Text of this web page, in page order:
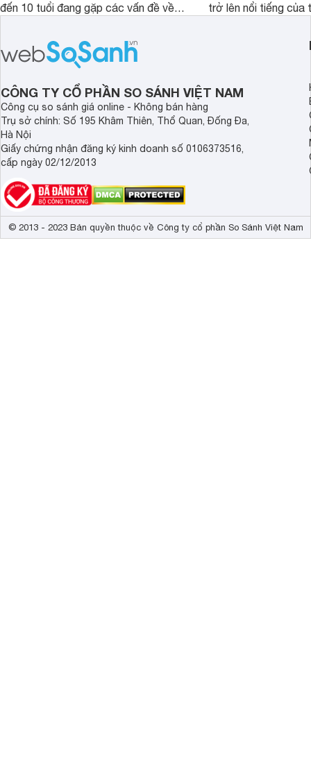
đến 10 tuổi đang gặp các vấn đề về
dinh dưỡng. Sản phẩm đến từ thương
hiệu Lotte đứng số 1 Hàn Quốc, với
mức giá thành ổn phù hợp với người
dùng Việt.
trở lên nổi tiếng của
Malaysia. Với thành
đầy đủ và hương vị
thể chất mà còn hỗ
giác.
CÔNG TY CỔ PHẦN SO SÁNH VIỆT NAM
Công cụ so sánh giá online - Không bán hàng
Trụ sở chính: Số 195 Khâm Thiên, Thổ Quan, Đống Đa,
Hà Nội
Giấy chứng nhận đăng ký kinh doanh số 0106373516,
cấp ngày 02/12/2013
© 2013 - 2023 Bản quyền thuộc về Công ty cổ phần So Sánh Việt Nam